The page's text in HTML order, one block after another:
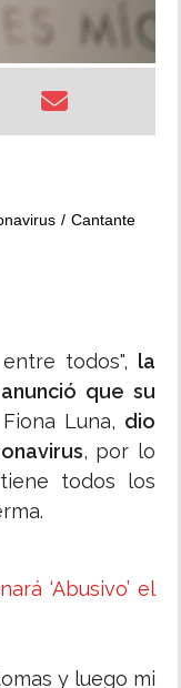
Cantante
todos", la
que su
Luna, dio
, por lo
todos los
‘Abusivo’ el
y luego mi